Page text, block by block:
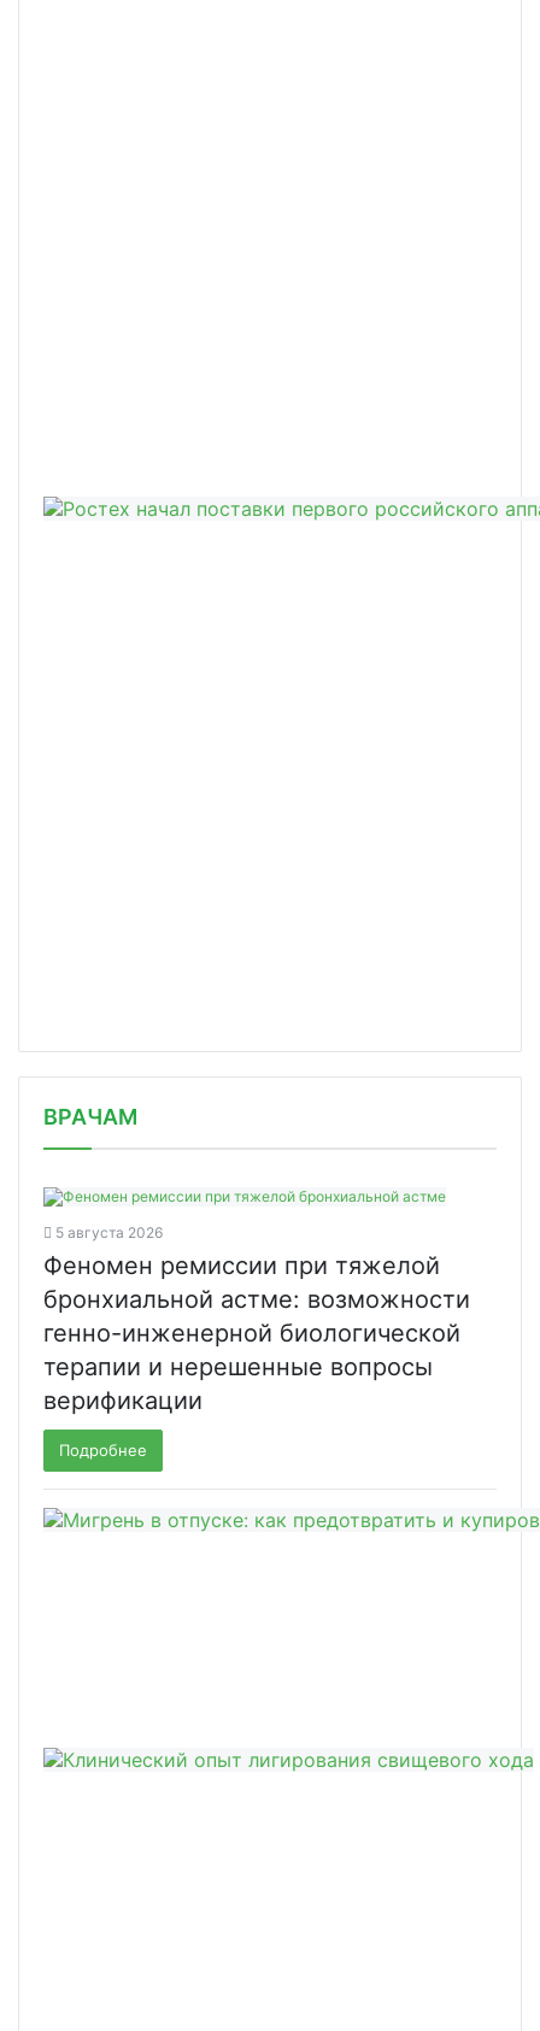
ВРАЧАМ
5 августа 2026
Феномен ремиссии при тяжелой
бронхиальной астме: возможности
генно-инженерной биологической
терапии и нерешенные вопросы
верификации
Подробнее